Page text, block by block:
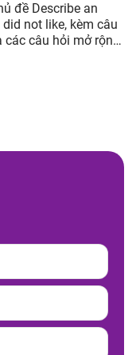
đề Describe an
not like, kèm câu
câu hỏi mở rộng